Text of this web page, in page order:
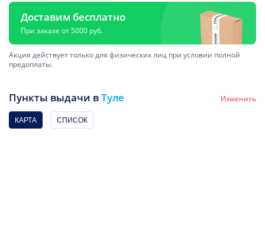
Доставим бесплатно
При заказе от 5000 руб.
Акция действует только для физических лиц при условии полной
предоплаты.
Пункты выдачи вТуле Изменить
КАРТА СПИСОК